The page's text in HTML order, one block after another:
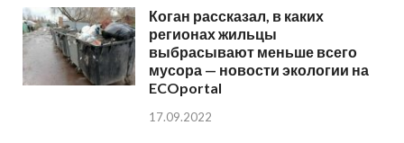
Коган рассказал, в каких
регионах жильцы
выбрасывают меньше всего
мусора — новости экологии на
ECOportal
17.09.2022